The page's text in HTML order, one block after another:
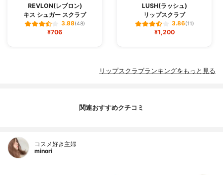
REVLON(レブロン)
キス シュガー スクラブ
3.88(48)
¥706
LUSH(ラッシュ)
リップスクラブ
3.86(11)
¥1,200
リップスクラブランキングをもっと見る
関連おすすめクチコミ
コスメ好き主婦
minori